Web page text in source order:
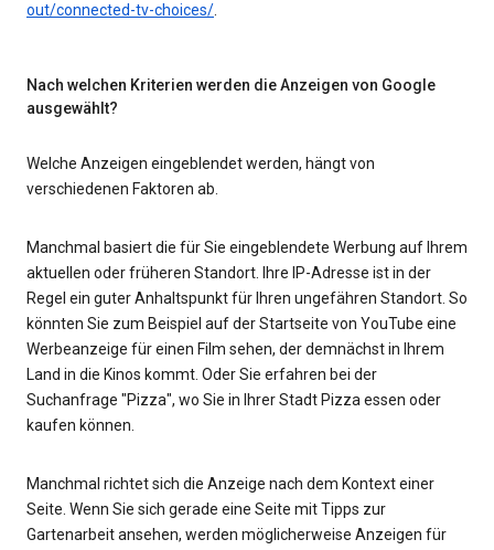
out/connected-tv-choices/.
Nach welchen Kriterien werden die Anzeigen von Google
ausgewählt?
Welche Anzeigen eingeblendet werden, hängt von
verschiedenen Faktoren ab.
Manchmal basiert die für Sie eingeblendete Werbung auf Ihrem
aktuellen oder früheren Standort. Ihre IP-Adresse ist in der
Regel ein guter Anhaltspunkt für Ihren ungefähren Standort. So
könnten Sie zum Beispiel auf der Startseite von YouTube eine
Werbeanzeige für einen Film sehen, der demnächst in Ihrem
Land in die Kinos kommt. Oder Sie erfahren bei der
Suchanfrage "Pizza", wo Sie in Ihrer Stadt Pizza essen oder
kaufen können.
Manchmal richtet sich die Anzeige nach dem Kontext einer
Seite. Wenn Sie sich gerade eine Seite mit Tipps zur
Gartenarbeit ansehen, werden möglicherweise Anzeigen für